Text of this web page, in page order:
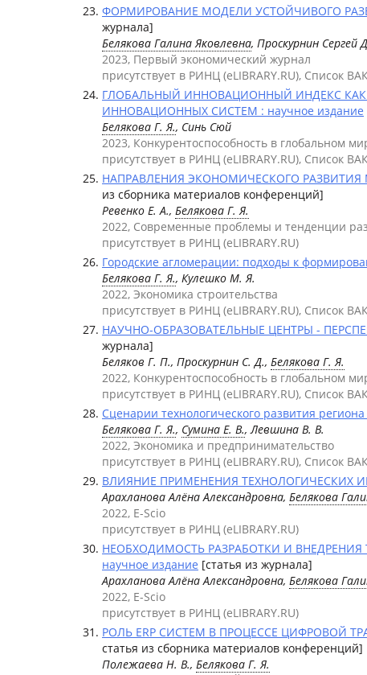
ФОРМИРОВАНИЕ МОДЕЛИ УСТОЙЧИВОГО
журнала]
Белякова Галина Яковлевна, Проскурнин Сергей
2023, Первый экономический журнал
присутствует в РИНЦ (eLIBRARY.RU), Список
ГЛОБАЛЬНЫЙ ИННОВАЦИОННЫЙ ИНДЕКС
ИННОВАЦИОННЫХ СИСТЕМ : научное издание
Белякова Г. Я., Синь Сюй
2023, Конкурентоспособность в глобальном
присутствует в РИНЦ (eLIBRARY.RU), Список
НАПРАВЛЕНИЯ ЭКОНОМИЧЕСКОГО РАЗВИТИЯ
из сборника материалов конференций]
Ревенко Е. А., Белякова Г. Я.
2022, Современные проблемы и тенденции
присутствует в РИНЦ (eLIBRARY.RU)
Городские агломерации: подходы к
Белякова Г. Я., Кулешко М. Я.
2022, Экономика строительства
присутствует в РИНЦ (eLIBRARY.RU), Список
НАУЧНО-ОБРАЗОВАТЕЛЬНЫЕ ЦЕНТРЫ -
журнала]
Беляков Г. П., Проскурнин С. Д., Белякова Г. Я.
2022, Конкурентоспособность в глобальном
присутствует в РИНЦ (eLIBRARY.RU), Список
Сценарии технологического развития
Белякова Г. Я., Сумина Е. В., Левшина В. В.
2022, Экономика и предпринимательство
присутствует в РИНЦ (eLIBRARY.RU), Список
ВЛИЯНИЕ ПРИМЕНЕНИЯ ТЕХНОЛОГИЧЕСКИХ
Арахланова Алёна Александровна, Белякова
2022, E-Scio
присутствует в РИНЦ (eLIBRARY.RU)
НЕОБХОДИМОСТЬ РАЗРАБОТКИ И
научное издание [статья из журнала]
Арахланова Алёна Александровна, Белякова
2022, E-Scio
присутствует в РИНЦ (eLIBRARY.RU)
РОЛЬ ERP СИСТЕМ В ПРОЦЕССЕ ЦИФРОВОЙ
статья из сборника материалов конференций]
Полежаева Н. В., Белякова Г. Я.